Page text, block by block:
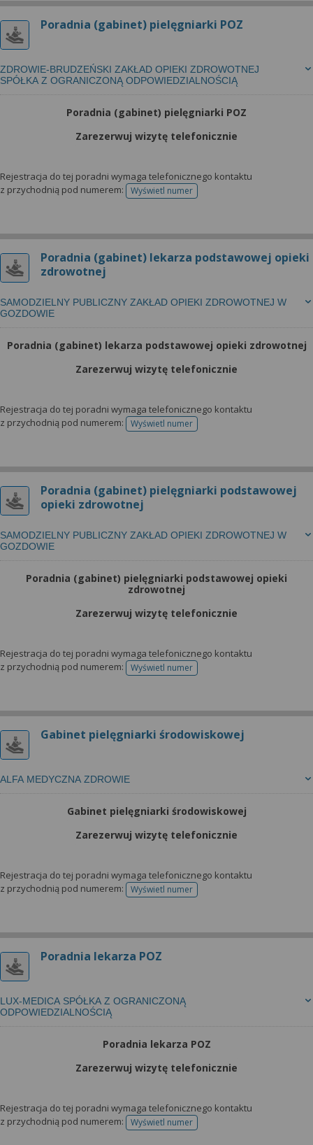
Poradnia (gabinet) pielęgniarki POZ
ZDROWIE-BRUDZEŃSKI ZAKŁAD OPIEKI ZDROWOTNEJ
SPÓŁKA Z OGRANICZONĄ ODPOWIEDZIALNOŚCIĄ
Poradnia (gabinet) pielęgniarki POZ
Zarezerwuj wizytę telefonicznie
Rejestracja do tej poradni wymaga telefonicznego kontaktu
z przychodnią pod numerem:
Wyświetl numertelefonu do rejestracji
Poradnia (gabinet) lekarza podstawowej opieki
zdrowotnej
SAMODZIELNY PUBLICZNY ZAKŁAD OPIEKI ZDROWOTNEJ W
GOZDOWIE
Poradnia (gabinet) lekarza podstawowej opieki zdrowotnej
Zarezerwuj wizytę telefonicznie
Rejestracja do tej poradni wymaga telefonicznego kontaktu
z przychodnią pod numerem:
Wyświetl numertelefonu do rejestracji
Poradnia (gabinet) pielęgniarki podstawowej
opieki zdrowotnej
SAMODZIELNY PUBLICZNY ZAKŁAD OPIEKI ZDROWOTNEJ W
GOZDOWIE
Poradnia (gabinet) pielęgniarki podstawowej opieki
zdrowotnej
Zarezerwuj wizytę telefonicznie
Rejestracja do tej poradni wymaga telefonicznego kontaktu
z przychodnią pod numerem:
Wyświetl numertelefonu do rejestracji
Gabinet pielęgniarki środowiskowej
ALFA MEDYCZNA ZDROWIE
Gabinet pielęgniarki środowiskowej
Zarezerwuj wizytę telefonicznie
Rejestracja do tej poradni wymaga telefonicznego kontaktu
z przychodnią pod numerem:
Wyświetl numertelefonu do rejestracji
Poradnia lekarza POZ
LUX-MEDICA SPÓŁKA Z OGRANICZONĄ
ODPOWIEDZIALNOŚCIĄ
Poradnia lekarza POZ
Zarezerwuj wizytę telefonicznie
Rejestracja do tej poradni wymaga telefonicznego kontaktu
z przychodnią pod numerem:
Wyświetl numertelefonu do rejestracji